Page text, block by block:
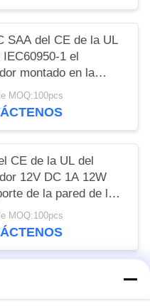
SAA del CE de la UL
1 el
montado en la
externo 24V 18W
MOQ:100pcs
CE de la UL del
12V DC 1A 12W
de la pared de la
Estados Unidos
MOQ:100pcs